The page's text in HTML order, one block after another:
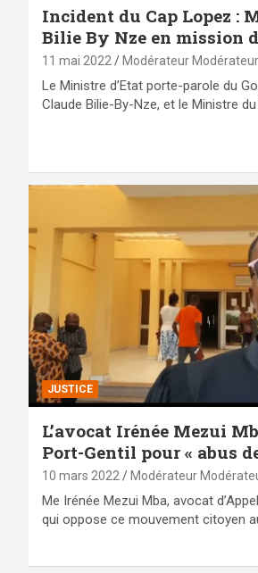
Incident du Cap Lopez :
Bilie By Nze en mission
11 mai 2022 Modérateur Modérateur
Le Ministre d’Etat porte-parole du
Claude Bilie-By-Nze, et le Ministre
JUSTICE
L’avocat Irénée Mezui
Port-Gentil pour « abus
10 mars 2022 Modérateur
Me Irénée Mezui Mba, avocat
qui oppose ce mouvement citoyen